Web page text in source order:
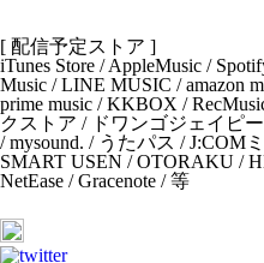
[ 配信予定ストア ]
iTunes Store / AppleMusic /
Music / LINE MUSIC / amazon
prime music / KKBOX /
クストア / ドワンゴジェイピ
/ mysound. / うたパス / J:COM
SMART USEN / OTORAKU /
NetEase / Gracenote / 等